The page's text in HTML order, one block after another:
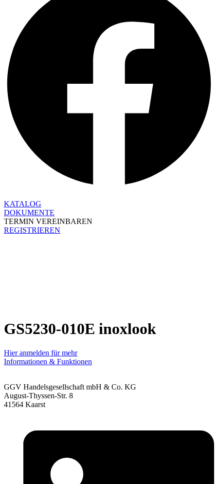
KATALOG
DOKUMENTE
TERMIN VEREINBAREN
REGISTRIEREN
GS5230-010E inoxlook
Hier anmelden für mehr
Informationen & Funktionen
GGV Handelsgesellschaft mbH & Co. KG
August-Thyssen-Str. 8
41564 Kaarst